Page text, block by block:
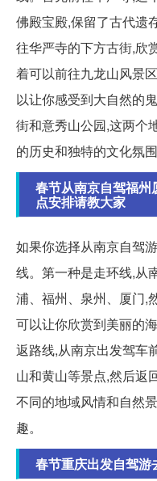
佛殿宝殿,保留了古代遗
往华严寺的下方古街,欣
着可以前往九龙山风景
以让你感受到大自然的
街和意秀山公园,这两个
的历史和独特的文化氛围
春节从南京自驾福
点安排请教大家
如果你选择从南京自驾
线。第一种是走环线,从
浦、福州、泉州、厦门,
可以让你欣赏到美丽的
返路线,从南京出发驾车
山和黄山等景点,然后返
不同的地域风情和自然
趣。
春节重庆出发自驾游